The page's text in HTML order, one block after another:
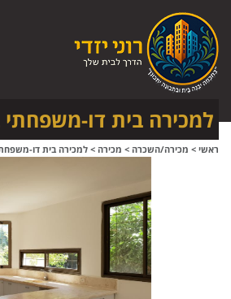
למכירה בית דו-
ראשי > מכירה/השכרה > מכירה > למכירה בית דו-